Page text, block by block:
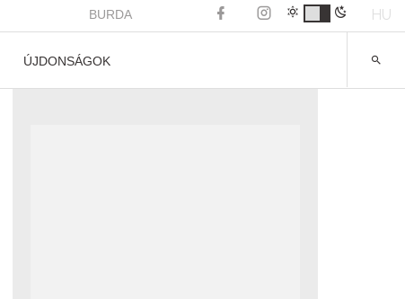
BURDA HU
ÚJDONSÁGOK